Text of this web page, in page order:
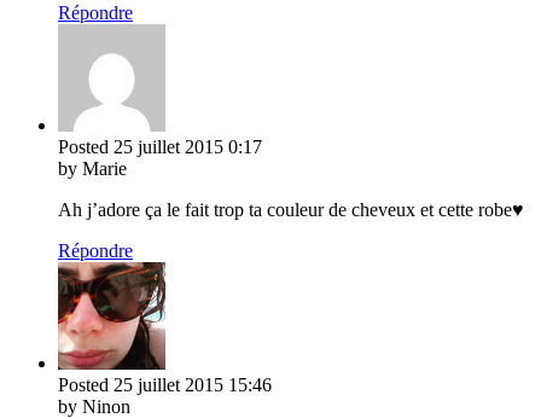
Répondre
Posted 25 juillet 2015 0:17
by Marie
Ah j’adore ça le fait trop ta couleur de cheveux et cette robe♥
Répondre
Posted 25 juillet 2015 15:46
by Ninon